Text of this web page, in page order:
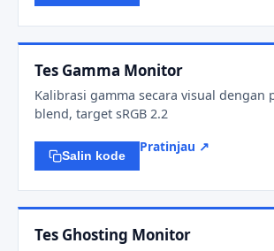
Tes Gamma Monitor
Kalibrasi gamma secara visual dengan
blend, target sRGB 2.2
Salin kode
Pratinjau ↗
Tes Ghosting Monitor